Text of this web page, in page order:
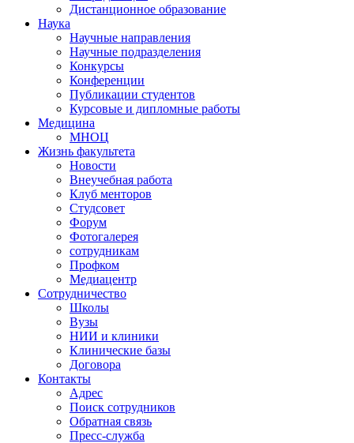
Дистанционное образование
Наука
Научные направления
Научные подразделения
Конкурсы
Конференции
Публикации студентов
Курсовые и дипломные работы
Медицина
МНОЦ
Жизнь факультета
Новости
Внеучебная работа
Клуб менторов
Студсовет
Форум
Фотогалерея
сотрудникам
Профком
Медиацентр
Сотрудничество
Школы
Вузы
НИИ и клиники
Клинические базы
Договора
Контакты
Адрес
Поиск сотрудников
Обратная связь
Пресс-служба